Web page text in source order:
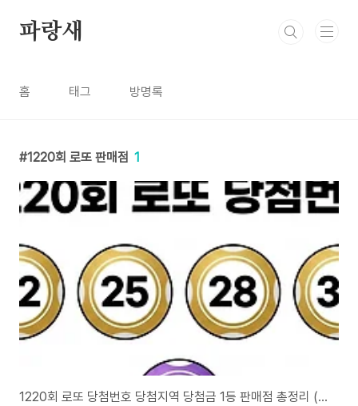
파랑새
홈 태그 방명록
1220회 로또 판매점 1
1220회 로또 당첨번호 당첨지역 당첨금 1등 판매점 총정리 (2026년 4월 18일)